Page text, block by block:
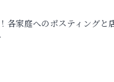
各家庭へのポスティングと